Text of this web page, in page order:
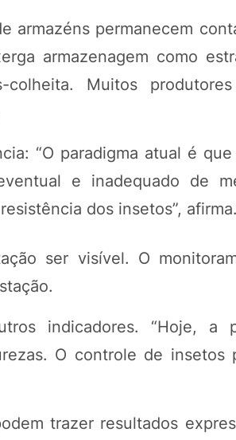
armazéns permanecem
armazenagem como
Muitos
“O paradigma atual é
e inadequado de
dos insetos”, afirma.
ser visível. O
indicadores. “Hoje, a
O controle de insetos
trazer resultados